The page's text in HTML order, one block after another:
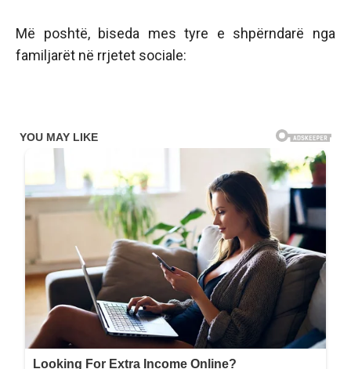
Më poshtë, biseda mes tyre e shpërndarë nga
familjarët në rrjetet sociale: